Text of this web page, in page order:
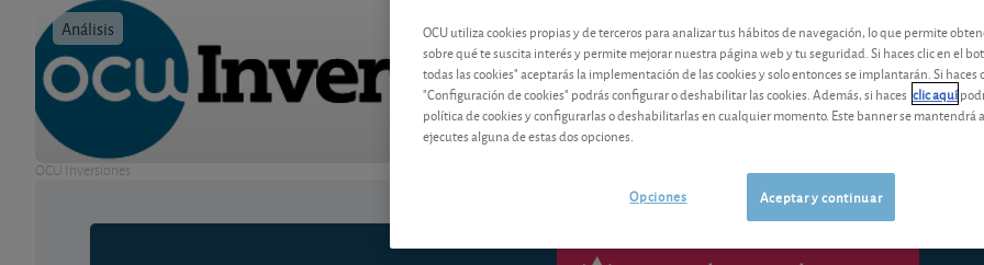
Análisis Tiempo de lectura: 3 min.
OCU Inversiones
El yen ha subido... ¡me
Endeudarse en yenes no es, a nuestro
OCU utiliza cookies propias y de terceros para analizar tus hábitos de navegación, lo que permite
sobre qué te suscita interés y permite mejorar nuestra página web y tu seguridad. Si haces clic en el
todas las cookies" aceptarás la implementación de las cookies y solo entonces se implantarán. Si haces
"Configuración de cookies" podrás configurar o deshabilitar las cookies. Además, si haces clic aquí
política de cookies y configurarlas o deshabilitarlas en cualquier momento. Este banner se mantendrá
ejecutes alguna de estas dos opciones.
Aceptar y continuar
Opciones